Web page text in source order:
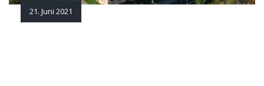
21. Juni 2021